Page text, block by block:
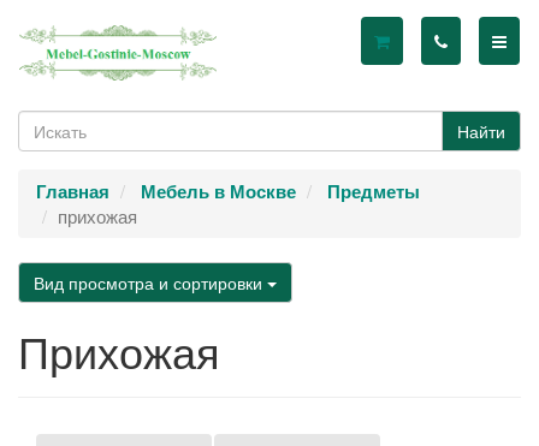
Найти
Главная Мебель в Москве
Предметы
прихожая
Вид просмотра и сортировки
Прихожая